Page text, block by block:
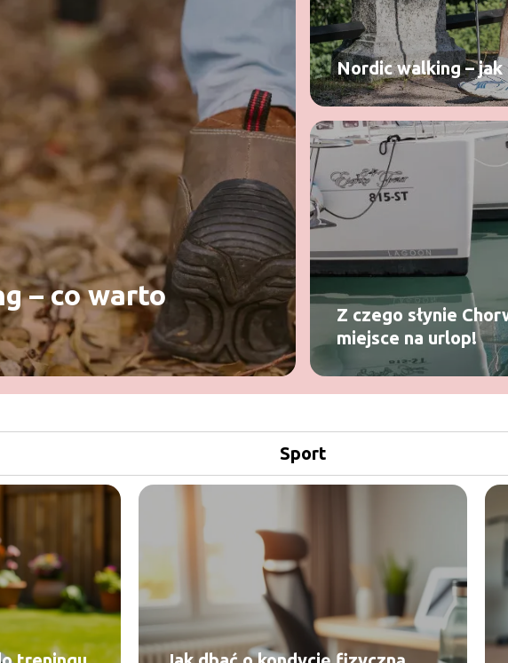
– co warto
Nordic walking –
Z czego słynie
miejsce na urlop!
Sport